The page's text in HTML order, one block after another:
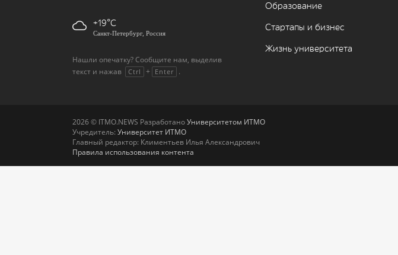
+19
Санкт-Петербург, Россия
Нашли опечатку? Сообщите нам, выделив
текст и нажав
Ctrl + Enter .
Образование
Стартапы и бизнес
Жизнь университета
2026 © ITMO.NEWS РазработаноУниверситетом ИТМО
Учредитель: Университет ИТМО
Главный редактор: Климентьев Илья Александрович
Правила использования контента